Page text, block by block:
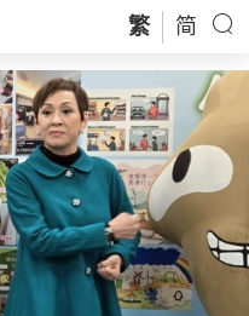
繁 简